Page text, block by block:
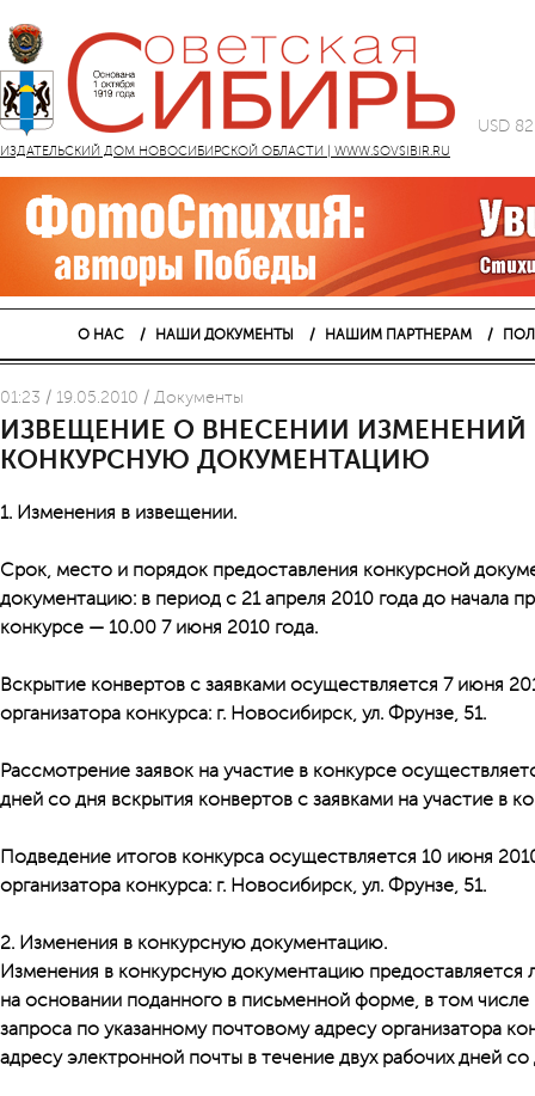
ИЗДАТЕЛЬСКИЙ ДОМ НОВОСИБИРСКОЙ ОБЛАСТИ | WWW.SOVSIBIR.RU
USD
О НАС НАШИ ДОКУМЕНТЫ НАШИМ ПАРТНЕРАМ
01:23 / 19.05.2010 / Документы
ИЗВЕЩЕНИЕ О ВНЕСЕНИИ ИЗМЕНЕНИЙ
КОНКУРСНУЮ ДОКУМЕНТАЦИЮ
1. Изменения в извещении.
Срок, место и порядок предоставления конкурсной
документацию: в период с 21 апреля 2010 года до начала
конкурсе — 10.00 7 июня 2010 года.
Вскрытие конвертов с заявками осуществляется 7 июня
организатора конкурса: г. Новосибирск, ул. Фрунзе, 51.
Рассмотрение заявок на участие в конкурсе
дней со дня вскрытия конвертов с заявками на участие в
Подведение итогов конкурса осуществляется 10 июня
организатора конкурса: г. Новосибирск, ул. Фрунзе, 51.
2. Изменения в конкурсную документацию.
Изменения в конкурсную документацию предоставляется
на основании поданного в письменной форме, в том
запроса по указанному почтовому адресу организатора
адресу электронной почты в течение двух рабочих дней со